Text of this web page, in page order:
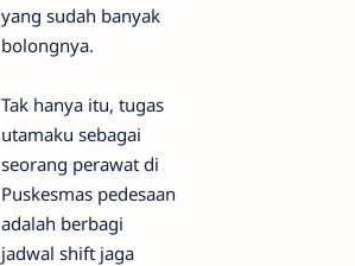
yang sudah banyak
bolongnya.
Tak hanya itu, tugas
utamaku sebagai
seorang perawat di
Puskesmas pedesaan
adalah berbagi
jadwal shift jaga